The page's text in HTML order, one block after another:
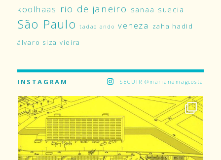
koolhaas rio de janeiro sanaa suecia
São Paulo tadao ando veneza
zaha hadid
álvaro siza vieira
INSTAGRAM SEGUIR @marianamagcosta